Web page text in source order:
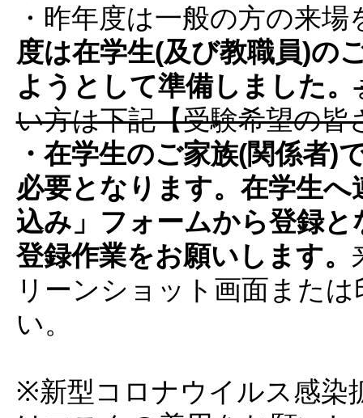
・昨年度は一般の方の来
度は在学生(及び教職員)の
ようとして準備しました。
い方は下記【受験希望の
・在学生のご家族(関係者)
必要となります。在学生
込み」フォームから登録
登録作業をお願いします。
リーンショット画面また
い。
※新型コロナウイルス感染